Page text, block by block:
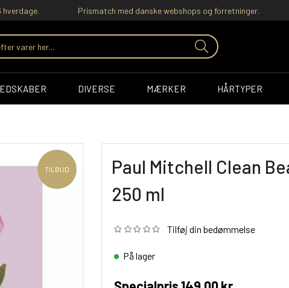
Prismatch med danske webshops og forretninger.
DIVERSE MÆRKER HÅRTYPER
TILBUD
Paul Mitchell Clean
250 ml
Tilføj din bedømmelse
På lager